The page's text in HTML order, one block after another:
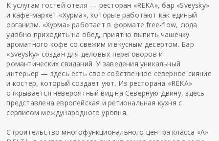
К услугам гостей отеля — ресторан «REKA», бар «Sveysky»
и кафе-маркет «Хурма», которые работают как единый
организм. «Хурма» работает в формате free-flow, сюда
удобно приходить на обед, приятно выпить чашечку
ароматного кофе со свежим и вкусным десертом. Бар
«Sveysky» создан для деловых переговоров и
романтических свиданий. У заведения уникальный
интерьер — здесь есть свое собственное северное сияние
и костер, который создает уют. Из ресторана «REKA»
открывается невероятный вид на Северную Двину, здесь
представлена европейская и региональная кухня с
сервисом международного уровня.
Строительство многофункционального центра класса «А»